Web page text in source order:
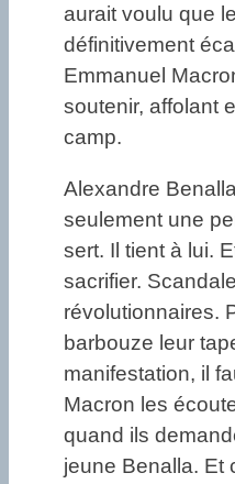
aurait voulu que
définitivement
Emmanuel
soutenir, affolant
camp.
Alexandre
seulement une
sert. Il tient à lui.
sacrifier.
révolutionnaires.
barbouze leur
manifestation, il
Macron les
quand ils
jeune Benalla. Et